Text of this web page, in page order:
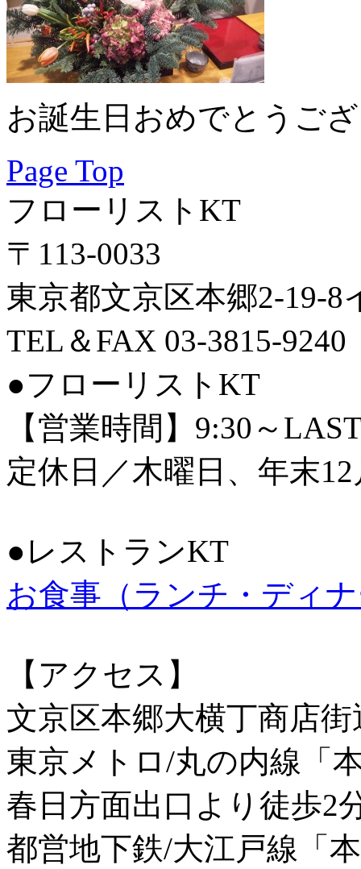
お誕生日おめでとうご
Page Top
フローリストKT
〒113-0033
東京都文京区本郷2-19-8
TEL＆FAX 03-3815-9240
●フローリストKT
【営業時間】9:30～
定休日／木曜日、年末
●レストランKT
お食事（ランチ・ディ
【アクセス】
文京区本郷大横丁商店
東京メトロ/丸の内線「
春日方面出口より徒歩2
都営地下鉄/大江戸線「